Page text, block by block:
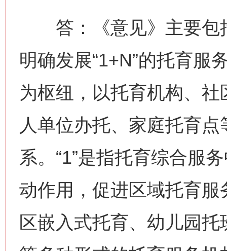
答：《意见》主要包
明确发展“1+N”的托育服
为枢纽，以托育机构、
人单位办托、家庭托育点
系。“1”是指托育综合服
动作用，促进区域托育服
区嵌入式托育、幼儿园